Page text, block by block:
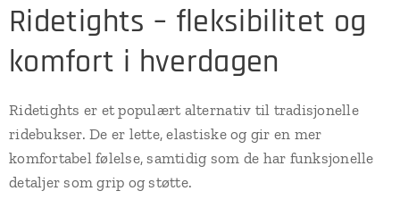
Ridetights – fleksibilitet og
komfort i hverdagen
Ridetights er et populært alternativ til tradisjonelle
ridebukser. De er lette, elastiske og gir en mer
komfortabel følelse, samtidig som de har funksjonelle
detaljer som grip og støtte.